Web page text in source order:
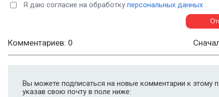
Я даю согласие на обработку персональных данных
Комментариев: 0
Вы можете подписаться на новые комментарии к этому
указав свою почту в поле ниже: